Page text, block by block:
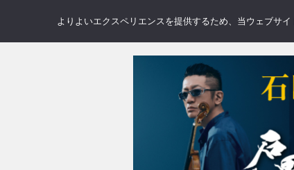
NEWS REVIEWS
よりよいエクスペリエンスを提供するため、当ウェブサ